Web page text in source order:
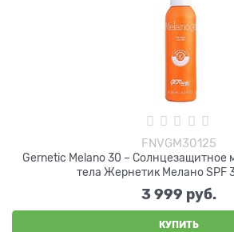
FNVGM30125
Gernetic Melano 30 – Cолнцезащитное
тела Жернетик Мелано SPF
3 999 руб.
КУПИТЬ